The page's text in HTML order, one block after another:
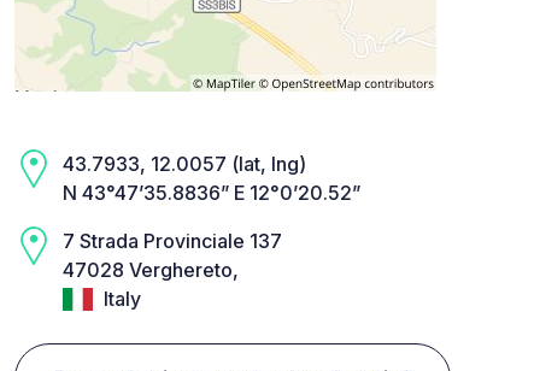
43.7933, 12.0057 (lat, lng)
N 43°47’35.8836” E 12°0’20.52”
7 Strada Provinciale 137
47028 Verghereto,
Italy